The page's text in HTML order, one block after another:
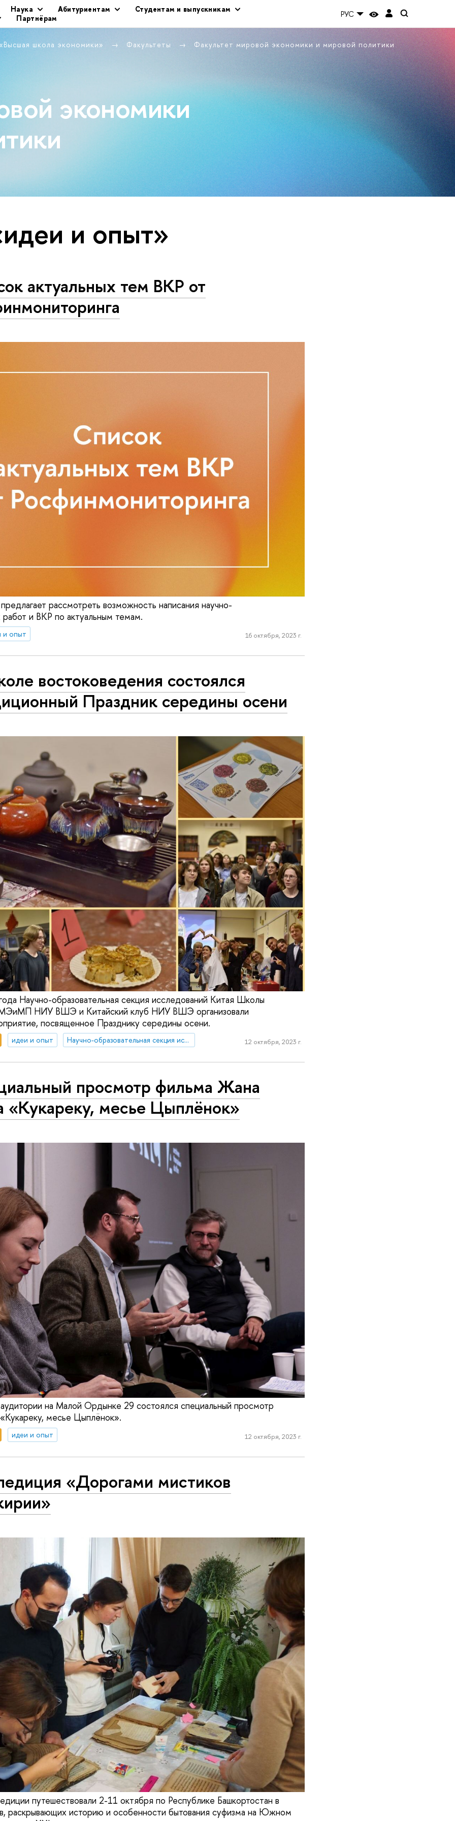
Наука Абитуриентам
Студентам и выпускникам
Партнёрам
РУС
школа экономики» Факультеты Факультет мировой экономики и мировой политики
экономики
и опыт»
актуальных тем ВКР от
рассмотреть возможность написания научно-
работ и ВКР по актуальным темам.
и опыт 16 октября, 2023 г.
востоковедения состоялся
Праздник середины осени
Научно-образовательная секция исследований Китая Школы
НИУ ВШЭ и Китайский клуб НИУ ВШЭ организовали
посвященное Празднику середины осени.
идеи и опыт Научно-образовательная секция исследований Китая 12 октября, 2023 г.
просмотр фильма Жана
«Кукареку, месье Цыплёнок»
на Малой Ордынке 29 состоялся специальный просмотр
месье Цыплёнок».
идеи и опыт 12 октября, 2023 г.
«Дорогами мистиков
путешествовали 2-11 октября по Республике Башкортостан в
раскрывающих историю и особенности бытования суфизма на Южном